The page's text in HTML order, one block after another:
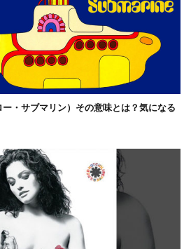
・サブマリン）その意味とは？気になる